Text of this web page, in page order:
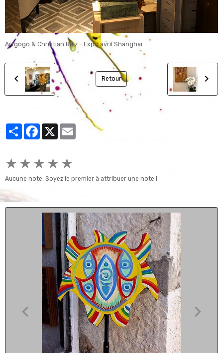
Artgogo & Christian Ruiz - Expo avril Shanghai
Retour
PartagerFacebook
X
★ ★ ★ ★ ★
Aucune note. Soyez le premier à attribuer une note !